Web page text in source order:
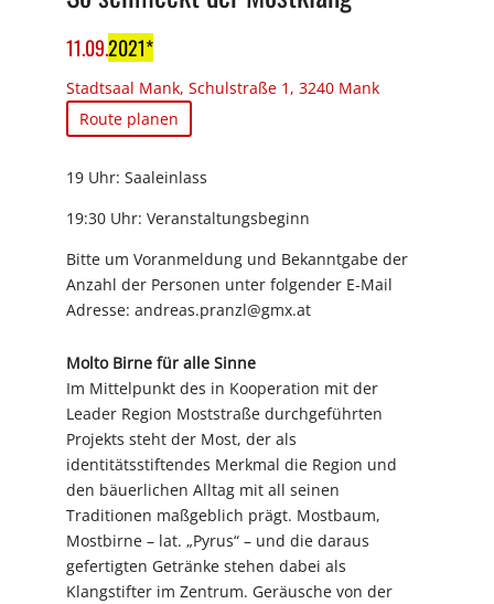
11.09.2021
Stadtsaal Mank, Schulstraße 1, 3240 Mank
Route planen
19 Uhr: Saaleinlass
19:30 Uhr: Veranstaltungsbeginn
Bitte um Voranmeldung und Bekanntgabe der
Anzahl der Personen unter folgender E-Mail
Adresse: andreas.pranzl@gmx.at
Molto Birne für alle Sinne
Im Mittelpunkt des in Kooperation mit der
Leader Region Moststraße durchgeführten
Projekts steht der Most, der als
identitätsstiftendes Merkmal die Region und
den bäuerlichen Alltag mit all seinen
Traditionen maßgeblich prägt. Mostbaum,
Mostbirne – lat. „Pyrus“ – und die daraus
gefertigten Getränke stehen dabei als
Klangstifter im Zentrum. Geräusche von der